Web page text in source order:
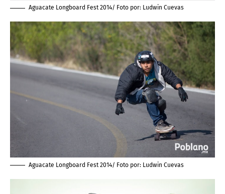
Aguacate Longboard Fest 2014/ Foto por: Ludwin Cuevas
Aguacate Longboard Fest 2014/ Foto por: Ludwin Cuevas